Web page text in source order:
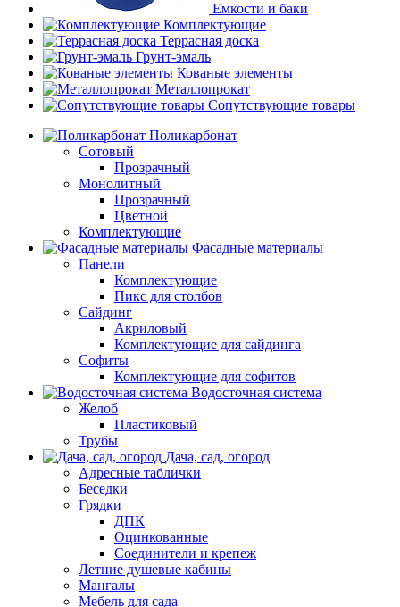
Емкости и баки
Комплектующие
Террасная доска
Грунт-эмаль
Кованые элементы
Металлопрокат
Сопутствующие товары
Поликарбонат
Сотовый
Прозрачный
Монолитный
Прозрачный
Цветной
Комплектующие
Фасадные материалы
Панели
Комплектующие
Пикс для столбов
Сайдинг
Акриловый
Комплектующие для сайдинга
Софиты
Комплектующие для софитов
Водосточная система
Желоб
Пластиковый
Трубы
Дача, сад, огород
Адресные таблички
Беседки
Грядки
ДПК
Оцинкованные
Соединители и крепеж
Летние душевые кабины
Мангалы
Мебель для сада